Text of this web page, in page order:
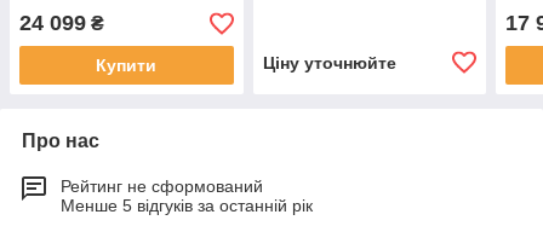
24 099 ₴
Купити Ціну уточнюйте
17
Про нас
Рейтинг не сформований
Менше 5 відгуків за останній рік